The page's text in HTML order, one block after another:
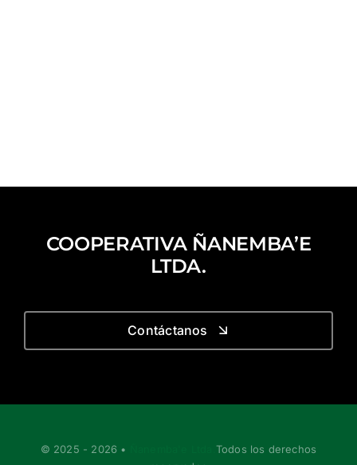
COOPERATIVA ÑANEMBA’E
LTDA.
Contáctanos
© 2025 - 2026 •
Todos los derechos